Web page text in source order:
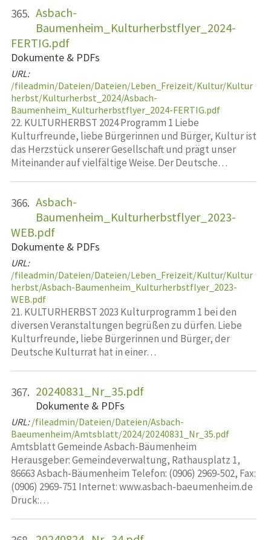
365. Asbach-
Baumenheim_Kulturherbstflyer_2024-
FERTIG.pdf
Dokumente & PDFs
URL:
/fileadmin/Dateien/Dateien/Leben_Freizeit/Kultur/Kultur
herbst/Kulturherbst_2024/Asbach-
Baumenheim_Kulturherbstflyer_2024-FERTIG.pdf
22. KULTURHERBST 2024 Programm 1 Liebe
Kulturfreunde, liebe Bürgerinnen und Bürger, Kultur ist
das Herzstück unserer Gesellschaft und prägt unser
Miteinander auf vielfältige Weise. Der Deutsche…
366. Asbach-
Baumenheim_Kulturherbstflyer_2023-
WEB.pdf
Dokumente & PDFs
URL:
/fileadmin/Dateien/Dateien/Leben_Freizeit/Kultur/Kultur
herbst/Asbach-Baumenheim_Kulturherbstflyer_2023-
WEB.pdf
21. KULTURHERBST 2023 Kulturprogramm 1 bei den
diversen Veranstaltungen begrüßen zu dürfen. Liebe
Kulturfreunde, liebe Bürgerinnen und Bürger, der
Deutsche Kulturrat hat in einer…
367. 20240831_Nr_35.pdf
Dokumente & PDFs
URL: /fileadmin/Dateien/Dateien/Asbach-
Baeumenheim/Amtsblatt/2024/20240831_Nr_35.pdf
Amtsblatt Gemeinde Asbach-Bäumenheim
Herausgeber: Gemeindeverwaltung, Rathausplatz 1,
86663 Asbach-Bäumenheim Telefon: (0906) 2969-502, Fax:
(0906) 2969-751 Internet: www.asbach-baeumenheim.de
Druck:…